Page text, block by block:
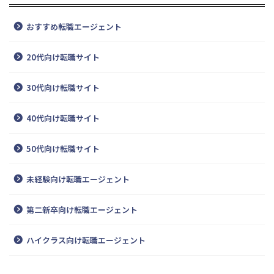
おすすめ転職エージェント
20代向け転職サイト
30代向け転職サイト
40代向け転職サイト
50代向け転職サイト
未経験向け転職エージェント
第二新卒向け転職エージェント
ハイクラス向け転職エージェント